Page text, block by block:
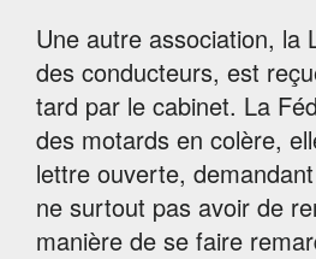
Une autre association, la
des conducteurs, est
tard par le cabinet. La
des motards en colère,
lettre ouverte,
ne surtout pas avoir de
manière de se faire